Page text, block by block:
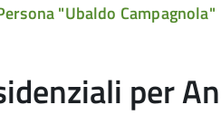
"Ubaldo Campagnola"
per